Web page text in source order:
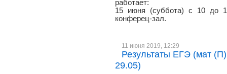
работает:
15 июня (суббота) с 10 до
конферец-зал.
11 июня 2019, 12:29
Результаты ЕГЭ (мат
29.05)